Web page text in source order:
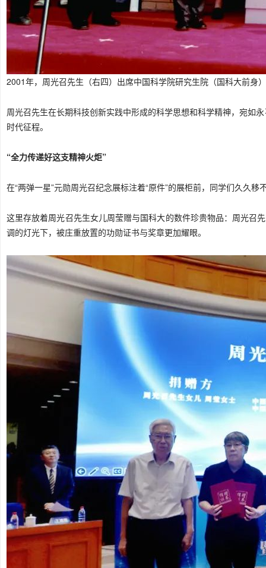
2001年，周光召先生（右四）出席中国科学院研究生院（国科大前身
周光召先生在长期科技创新实践中形成的科学思想和科学精神，宛如
时代征程。
“全力传递好这支精神火炬”
在“两弹一星”元勋周光召纪念展标注着“原件”的展柜前，同学们久久移
这里存放着周光召先生女儿周莹赠与国科大的数件珍贵物品：周光召
调的灯光下，被庄重放置的功勋证书与奖章更加耀眼。